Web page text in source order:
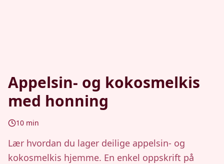
Appelsin- og kokosmelkis
med honning
10 min
Lær hvordan du lager deilige appelsin- og
kokosmelkis hjemme. En enkel oppskrift på